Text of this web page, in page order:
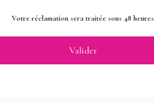
Votre réclamation sera traitée sous 48 heures